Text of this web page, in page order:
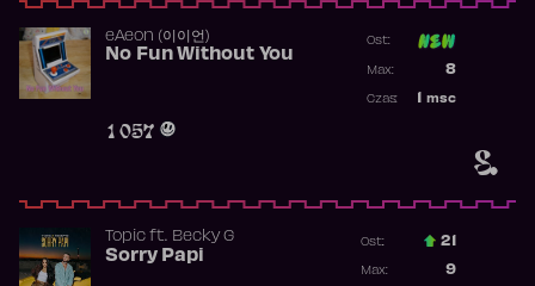
8.
​eAeon (이이언)
No Fun Without You
1 057
Ost:
8
Max:
msc
Czas:
Topicft. Becky G
Sorry Papi
Ost.: 21
9
Max: